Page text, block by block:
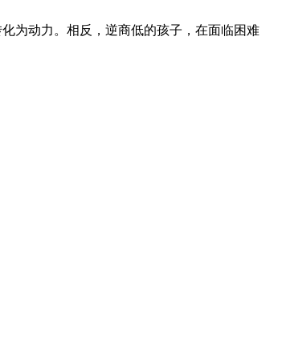
为动力。相反，逆商低的孩子，在面临困难